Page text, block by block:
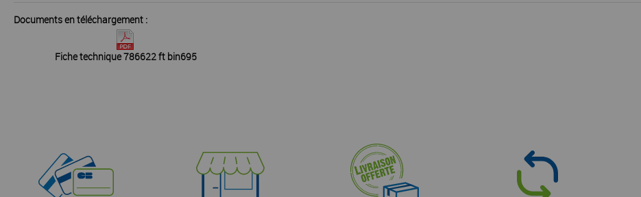
Documents en téléchargement :
Fiche technique 786622 ft bin695